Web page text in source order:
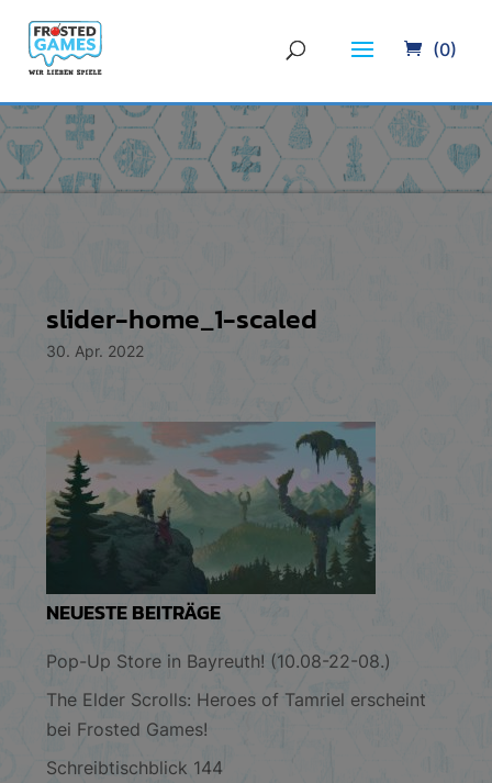
(0)
slider-home_1-scaled
30. Apr. 2022
NEUESTE BEITRÄGE
Pop-Up Store in Bayreuth! (10.08-22-08.)
The Elder Scrolls: Heroes of Tamriel erscheint
bei Frosted Games!
Schreibtischblick 144